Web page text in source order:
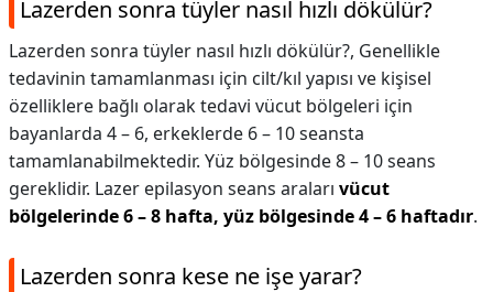
Lazerden sonra tüyler nasıl hızlı dökülür?
Lazerden sonra tüyler nasıl hızlı dökülür?, Genellikle
tedavinin tamamlanması için cilt/kıl yapısı ve kişisel
özelliklere bağlı olarak tedavi vücut bölgeleri için
bayanlarda 4 – 6, erkeklerde 6 – 10 seansta
tamamlanabilmektedir. Yüz bölgesinde 8 – 10 seans
gereklidir. Lazer epilasyon seans araları vücut
bölgelerinde 6 – 8 hafta, yüz bölgesinde 4 – 6 haftadır.
Lazerden sonra kese ne işe yarar?